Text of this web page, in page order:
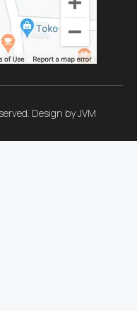
Design by JVM